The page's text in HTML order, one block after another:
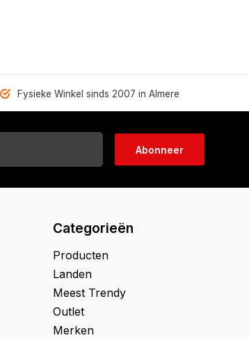
Fysieke Winkel sinds 2007 in Almere
Abonneer
Categorieën
Producten
Landen
Meest Trendy
Outlet
Merken